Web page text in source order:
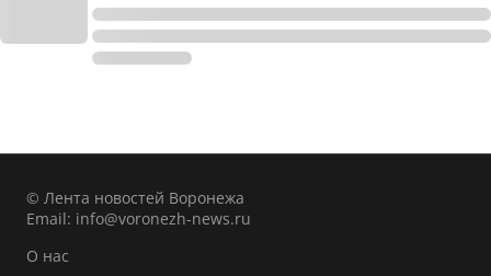
© Лента новостей Воронежа
Email: info@voronezh-news.ru
О нас